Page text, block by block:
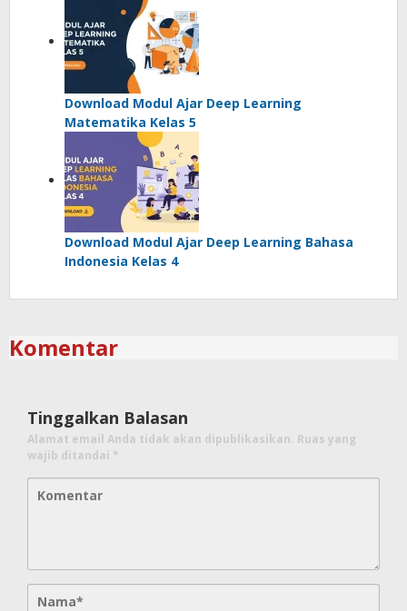
Download Modul Ajar Deep Learning
Matematika Kelas 5
Download Modul Ajar Deep Learning Bahasa
Indonesia Kelas 4
Komentar
Tinggalkan Balasan
Alamat email Anda tidak akan dipublikasikan. Ruas yang
wajib ditandai *